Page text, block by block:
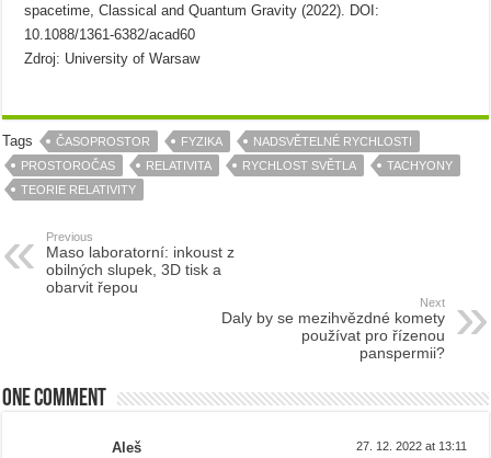
spacetime, Classical and Quantum Gravity (2022). DOI:
10.1088/1361-6382/acad60
Zdroj: University of Warsaw
Tags ČASOPROSTOR FYZIKA
NADSVĚTELNÉ RYCHLOSTI
PROSTOROČAS
RELATIVITA RYCHLOST SVĚTLA
TACHYONY
TEORIE RELATIVITY
Previous
Maso laboratorní: inkoust z
obilných slupek, 3D tisk a
obarvit řepou
Next
Daly by se mezihvězdné komety
používat pro řízenou
panspermii?
One comment
Aleš 27. 12. 2022 at 13:11